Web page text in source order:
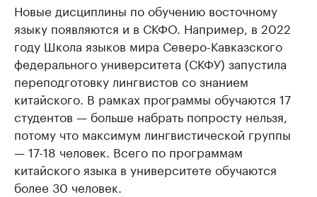
Новые дисциплины по обучению восточному
языку появляются и в СКФО. Например, в 2022
году Школа языков мира Северо-Кавказского
федерального университета (СКФУ) запустила
переподготовку лингвистов со знанием
китайского. В рамках программы обучаются 17
студентов — больше набрать попросту нельзя,
потому что максимум лингвистической группы
— 17-18 человек. Всего по программам
китайского языка в университете обучаются
более 30 человек.